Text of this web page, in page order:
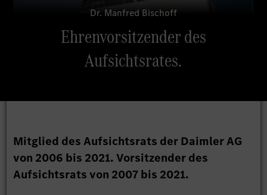
Dr. Manfred Bischoff
Ehrenvorsitzender des
Aufsichtsrates.
Mitglied des Aufsichtsrats der Daimler AG
von 2006 bis 2021. Vorsitzender des
Aufsichtsrats von 2007 bis 2021.